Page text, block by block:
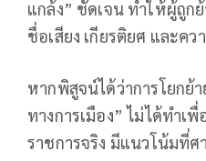
แกล้ง” ชัดเจน ทำให้ผู้ถูก
ชื่อเสียง เกียรติยศ และค
หากพิสูจน์ได้ว่าการโยกย้
ทางการเมือง” ไม่ได้ทำเ
ราชการจริง มีแนวโน้มที่ศ